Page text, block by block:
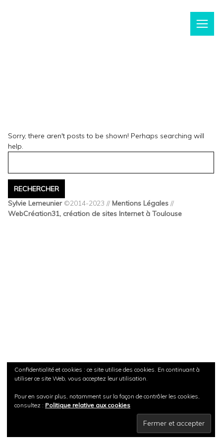
Sorry, there aren't posts to be shown! Perhaps searching will
help.
Sylvie Lemeunier©2014-2023 //Mentions Légales //
WebCréation31, création de sites Internet à Toulouse
Confidentialité et cookies : ce site utilise des cookies. En continuant à
utiliser ce site Web, vous acceptez leur utilisation.
Pour en savoir plus, notamment sur la façon de contrôler les cookies,
consultez : Politique relative aux cookies